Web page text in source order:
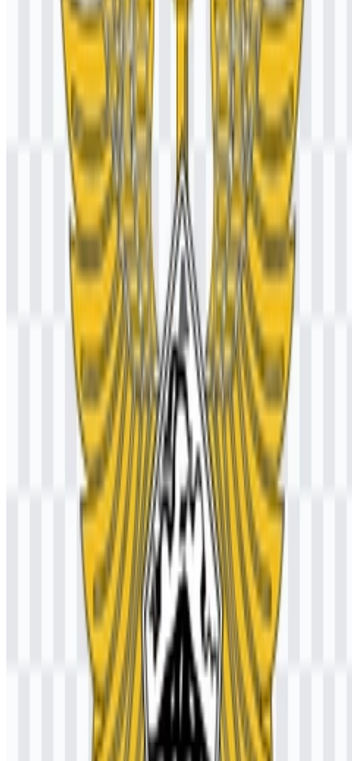
Perkembangan Logo
Sistem saat ini berpusat pada lambang resmi institusi, didukung oleh
file PNG logo berwarna dan format SVG yang ramah vektor untuk
penggunaan konsisten di berbagai aplikasi digital dan cetak.
Palet Warna Bea Cukai
Warna merek dibatasi pada emas, hitam, dan putih, yang bekerja
sama untuk memperkuat karakter resmi dan disiplin dari institusi ini.
Emas (#FFC000):Mewakili peran Bea Cukai sebagai salah
satu institusi yang menjaga keuangan negara.
Hitam (#000000):
Menyampaikan ketegasan dan ketabahan
dalam melindungi wilayah Indonesia di darat, laut, dan udara.
Putih (#FFFFFF):
Melambangkan ketulusan hati dalam
pelayanan dan pengabdian kepada negara.
Pada logo Bea Cukai PNG, warna-warna ini menciptakan tampilan
yang jelas dan berwibawa, serta tetap mudah dikenali baik di
lingkungan digital gelap maupun terang. Palet yang sama juga
mendukung tampilan resmi versi Bea Cukai SVG saat diskalakan
untuk tata letak yang lebih besar.
Pertanyaan yang Sering Diajukan
Apakah saya boleh menggunakan logo Bea Cukai
untuk keperluan komersial?
Karena Bea Cukai adalah otoritas pemerintah dan lambangnya
merupakan tanda resmi, penggunaan komersial sebaiknya hanya
dilakukan setelah meminta izin resmi.
Format file apa saja yang tersedia?
Format yang tersedia adalah PNG dan SVG.
Apa tugas Bea Cukai?
Bea Cukai menangani urusan kepabeanan dan cukai di Indonesia,
termasuk pengawasan impor, ekspor, kiriman internasional,
pengendalian perbatasan, pemungutan cukai, fasilitasi perdagangan,
dan penegakan hukum terhadap penyelundupan.
Apa makna lambangnya?
Lambang ini menggabungkan perisai, tongkat, sayap, motif laut-
gunung-langit, dan batang padi untuk mewakili Republik Indonesia,
perdagangan internasional, wilayah kepabeanan, Kementerian
Keuangan, dan kesejahteraan nasional.